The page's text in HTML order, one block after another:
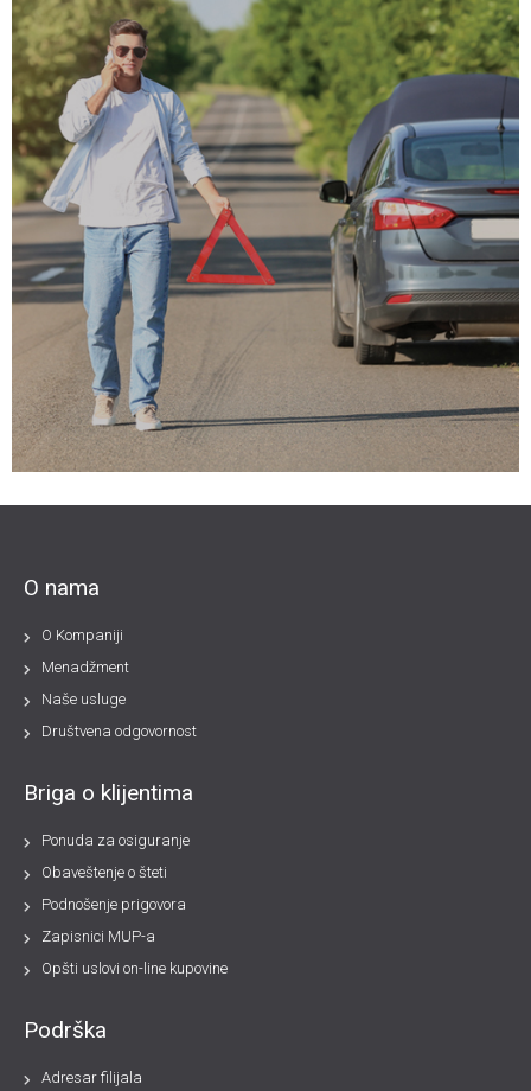
O nama
O Kompaniji
Menadžment
Naše usluge
Društvena odgovornost
Briga o klijentima
Ponuda za osiguranje
Obaveštenje o šteti
Podnošenje prigovora
Zapisnici MUP-a
Opšti uslovi on-line kupovine
Podrška
Adresar filijala